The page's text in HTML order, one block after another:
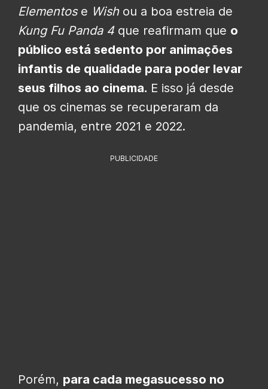
Elementose Wishou a boa estreia de
Kung Fu Panda 4que reafirmam que o
público está sedento por animações
infantis de qualidade para poder levar
seus filhos ao cinema. E isso já desde
que os cinemas se recuperaram da
pandemia, entre 2021 e 2022.
PUBLICIDADE
Porém, para cada megasucesso no